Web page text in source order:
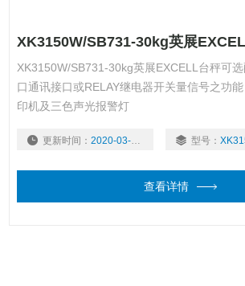
XK3150W/SB731-30kg英展
XK3150W/SB731-30kg英展EXCELL台秤可
口通讯接口或RELAY继电器开关量信号之功
印机及三色声光报警灯
更新时间： 2020-03-22 型号：
查看详情